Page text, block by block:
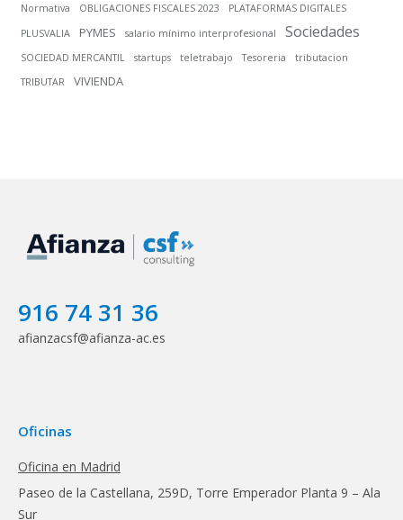
Normativa
OBLIGACIONES FISCALES 2023
PLATAFORMAS DIGITALES
PLUSVALIA
PYMES salario mínimo interprofesional Sociedades
SOCIEDAD MERCANTIL startups teletrabajo Tesoreria
tributacion
TRIBUTAR
VIVIENDA
916 74 31 36
afianzacsf@afianza-ac.es
Oficinas
Oficina en Madrid
Paseo de la Castellana, 259D, Torre Emperador Planta 9 – Ala
Sur